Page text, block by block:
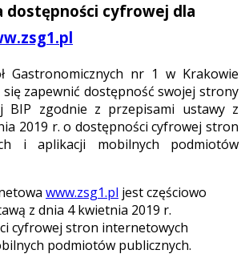
dostępności cyfrowej dla
Gastronomicznych nr 1 w Krakowie
zapewnić dostępność swojej strony
BIP zgodnie z przepisami ustawy z
2019 r. o dostępności cyfrowej stron
i aplikacji mobilnych podmiotów
www.zsg1.pl jest częściowo
z dnia 4 kwietnia 2019 r.
cyfrowej stron internetowych
podmiotów publicznych.